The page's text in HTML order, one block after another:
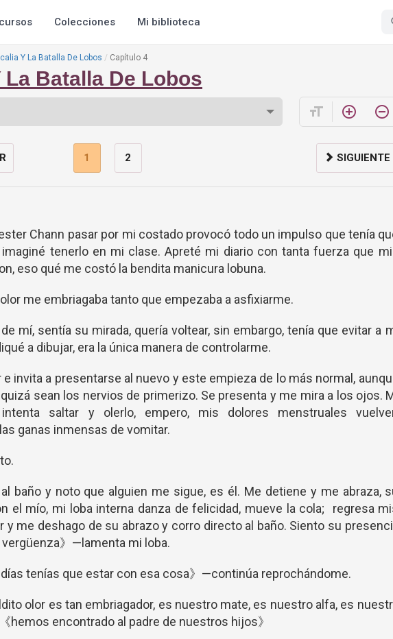
Colecciones Mi biblioteca
Y La Batalla De Lobos Capítulo 4
La Batalla De Lobos
format_size add_circle_outline remove_circle_outline
1 2 SIGUIENTE
Chann pasar por mi costado provocó todo un impulso que tenía
imaginé tenerlo en mi clase. Apreté mi diario con tanta fuerza que
eso qué me costó la bendita manicura lobuna.
me embriagaba tanto que empezaba a asfixiarme.
mí, sentía su mirada, quería voltear, sin embargo, tenía que evitar a
a dibujar, era la única manera de controlarme.
invita a presentarse al nuevo y este empieza de lo más normal,
sean los nervios de primerizo. Se presenta y me mira a los ojos.
intenta saltar y olerlo, empero, mis dolores menstruales
ganas inmensas de vomitar.
baño y noto que alguien me sigue, es él. Me detiene y me abraza,
el mío, mi loba interna danza de felicidad, mueve la cola; regresa
y me deshago de su abrazo y corro directo al baño. Siento su
》—lamenta mi loba.
días tenías que estar con esa cosa》—continúa reprochándome.
olor es tan embriagador, es nuestro mate, es nuestro alfa, es
hemos encontrado al padre de nuestros hijos》